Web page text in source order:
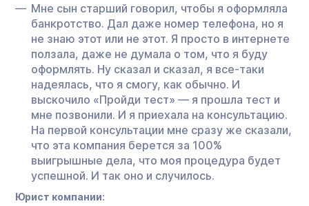
Мне сын старший говорил, чтобы я оформляла
банкротство. Дал даже номер телефона, но я
не знаю этот или не этот. Я просто в интернете
ползала, даже не думала о том, что я буду
оформлять. Ну сказал и сказал, я все-таки
надеялась, что я смогу, как обычно. И
выскочило «Пройди тест» — я прошла тест и
мне позвонили. И я приехала на консультацию.
На первой консультации мне сразу же сказали,
что эта компания берется за 100%
выигрышные дела, что моя процедура будет
успешной. И так оно и случилось.
Юрист компании: